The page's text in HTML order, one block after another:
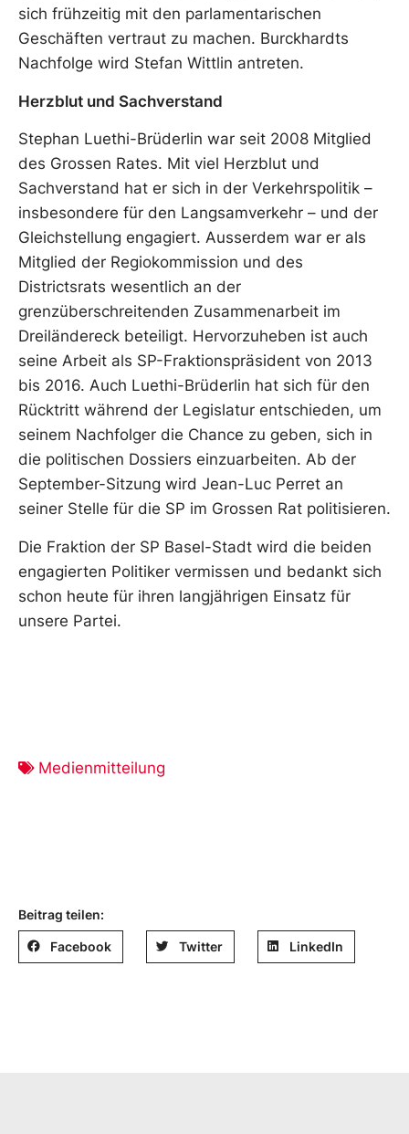
sich frühzeitig mit den parlamentarischen
Geschäften vertraut zu machen. Burckhardts
Nachfolge wird Stefan Wittlin antreten.
Herzblut und Sachverstand
Stephan Luethi-Brüderlin war seit 2008 Mitglied
des Grossen Rates. Mit viel Herzblut und
Sachverstand hat er sich in der Verkehrspolitik –
insbesondere für den Langsamverkehr – und der
Gleichstellung engagiert. Ausserdem war er als
Mitglied der Regiokommission und des
Districtsrats wesentlich an der
grenzüberschreitenden Zusammenarbeit im
Dreiländereck beteiligt. Hervorzuheben ist auch
seine Arbeit als SP-Fraktionspräsident von 2013
bis 2016. Auch Luethi-Brüderlin hat sich für den
Rücktritt während der Legislatur entschieden, um
seinem Nachfolger die Chance zu geben, sich in
die politischen Dossiers einzuarbeiten. Ab der
September-Sitzung wird Jean-Luc Perret an
seiner Stelle für die SP im Grossen Rat politisieren.
Die Fraktion der SP Basel-Stadt wird die beiden
engagierten Politiker vermissen und bedankt sich
schon heute für ihren langjährigen Einsatz für
unsere Partei.
Medienmitteilung
Beitrag teilen:
Facebook Twitter LinkedIn